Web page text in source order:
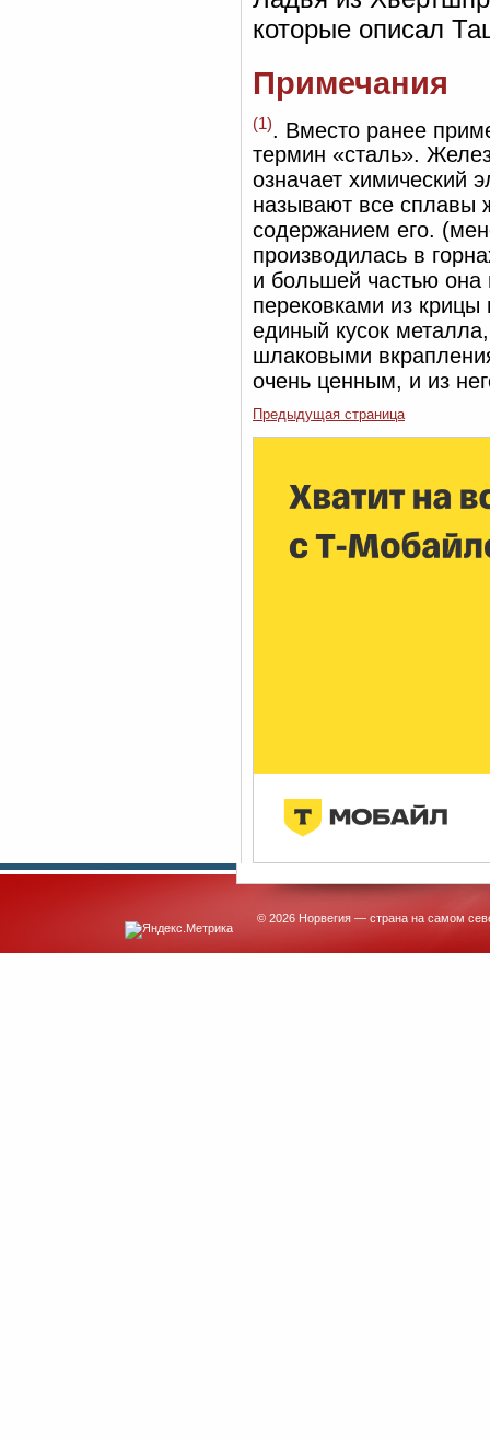
которые описал
Примечания
(1)
. Вместо ранее
термин «сталь».
означает химический
называют все сплавы
содержанием его.
производилась в
и большей частью
перековками из
единый кусок
шлаковыми
очень ценным, и из
Предыдущая страница
© 2026 Норвегия — страна на самом